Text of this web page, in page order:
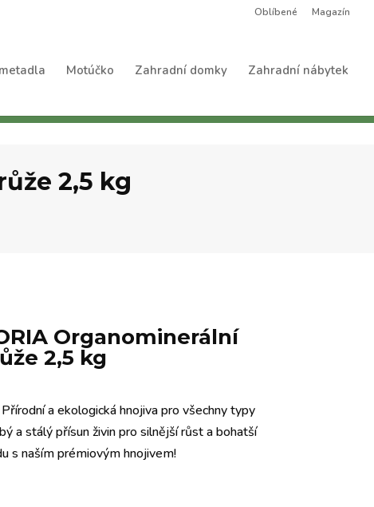
Oblíbené Magazín
Motúčko Zahradní domky Zahradní nábytek
2,5 kg
Organominerální
2,5 kg
a ekologická hnojiva pro všechny typy
a stálý přísun živin pro silnější růst a bohatší
s naším prémiovým hnojivem!